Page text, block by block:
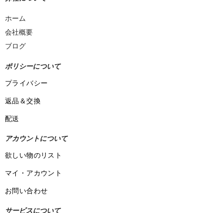
ホーム
会社概要
ブログ
ポリシーについて
プライバシー
返品＆交換
配送
アカウントについて
欲しい物のリスト
マイ・アカウント
お問い合わせ
サービスについて